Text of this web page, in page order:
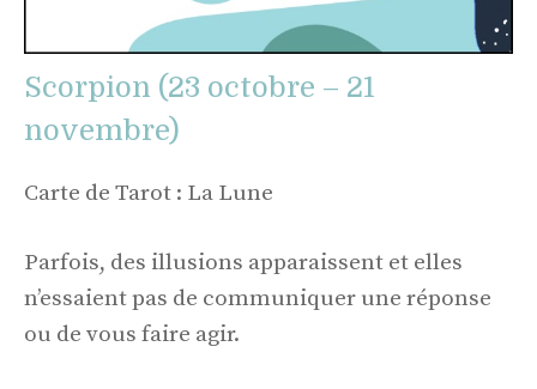
Scorpion (23 octobre – 21
novembre)
Carte de Tarot : La Lune
Parfois, des illusions apparaissent et elles
n’essaient pas de communiquer une réponse
ou de vous faire agir.